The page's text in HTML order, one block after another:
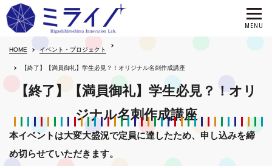
HOME イベント・プロジェクト
【終了】【満員御礼】学生必見？！オリジナル名刺作成講座
【終了】【満員御礼】学生必見？！オリ
ジナル名刺作成講座
本イベントは大変大盛況で定員に達したため、申し込みを締
め切らせていただきます。